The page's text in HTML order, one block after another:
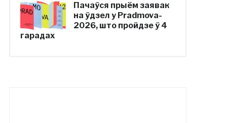
Пачаўся прыём заявак
на ўдзел у Pradmova-
2026, што пройдзе ў 4
гарадах